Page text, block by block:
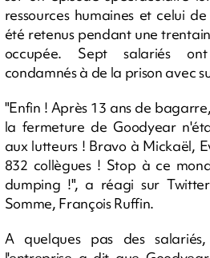
ressources humaines et celui
été retenus pendant une
occupée. Sept salariés
condamnés à de la prison avec
"Enfin ! Après 13 ans de
la fermeture de Goodyear
aux lutteurs ! Bravo à Mickaël,
832 collègues ! Stop à ce
dumping !", a réagi sur
Somme, François Ruffin.
A quelques pas des